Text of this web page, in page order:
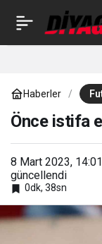
Haberler
Önce istifa
8 Mart 2023, 14:01
güncellendi
0dk, 38sn
“Yeşil’i